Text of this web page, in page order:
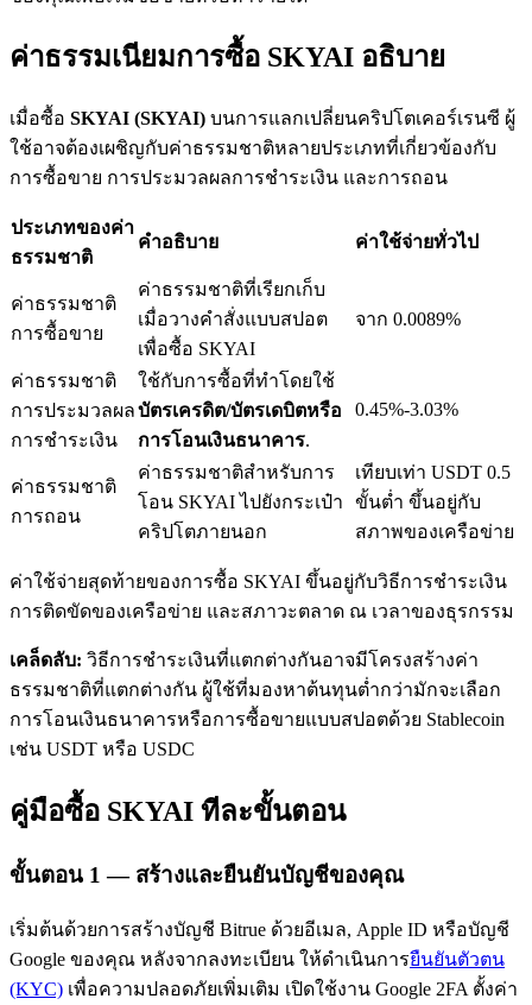
เงินกู้
บริการยืมเงินที่ได้รับการสนับสนุนจาก Crypto
ลงทุนอัตโนมัติ
คว้าผลกำไรระยะยาวและผลประโยชน์ที่ยืดหยุ่น
เรียนรู้ Staking
Bitrue AI
ค่าธรรมเนียมการซื้อ SKYAI อธิบาย
เมื่อซื้อ SKYAI (SKYAI) บนการแลกเปลี่ยนคริปโตเคอร์เรนซี ผู้
ใช้อาจต้องเผชิญกับค่าธรรมชาติหลายประเภทที่เกี่ยวข้องกับ
การซื้อขาย การประมวลผลการชำระเงิน และการถอน
ประเภทของค่า
ธรรมชาติ
คำอธิบาย ค่าใช้จ่ายทั่วไป
ค่าธรรมชาติ
การซื้อขาย
ค่าธรรมชาติที่เรียกเก็บ
เมื่อวางคำสั่งแบบสปอต
เพื่อซื้อ SKYAI
จาก 0.0089%
ค่าธรรมชาติ
การประมวลผล
การชำระเงิน
ใช้กับการซื้อที่ทำโดยใช้
บัตรเครดิต/บัตรเดบิตหรือ
การโอนเงินธนาคาร.
0.45%-3.03%
ค่าธรรมชาติ
การถอน
ค่าธรรมชาติสำหรับการ
โอน SKYAI ไปยังกระเป๋า
คริปโตภายนอก
เทียบเท่า USDT 0.5
ขั้นต่ำ ขึ้นอยู่กับ
สภาพของเครือข่าย
ค่าใช้จ่ายสุดท้ายของการซื้อ SKYAI ขึ้นอยู่กับวิธีการชำระเงิน
การติดขัดของเครือข่าย และสภาวะตลาด ณ เวลาของธุรกรรม
เคล็ดลับ: วิธีการชำระเงินที่แตกต่างกันอาจมีโครงสร้างค่า
ธรรมชาติที่แตกต่างกัน ผู้ใช้ที่มองหาต้นทุนต่ำกว่ามักจะเลือก
การโอนเงินธนาคารหรือการซื้อขายแบบสปอตด้วย Stablecoin
เช่น USDT หรือ USDC
คู่มือซื้อ SKYAI ทีละขั้นตอน
ขั้นตอน 1 — สร้างและยืนยันบัญชีของคุณ
เริ่มต้นด้วยการสร้างบัญชี Bitrue ด้วยอีเมล, Apple ID หรือบัญชี
Google ของคุณ หลังจากลงทะเบียน ให้ดำเนินการยืนยันตัวตน
(KYC) เพื่อความปลอดภัยเพิ่มเติม เปิดใช้งาน Google 2FA ตั้งค่า